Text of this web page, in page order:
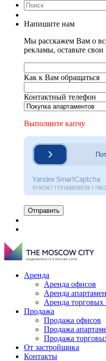
Напишите нам
Мы расскажем Вам о
рекламы, оставьте
Как к Вам обращаться
Контактный телефон
Выполните капчу
Отправить
Аренда
Аренда офисов
Аренда
Аренда
Продажа
Продажа офисов
Продажа
Продажа
От застройщика
Контакты